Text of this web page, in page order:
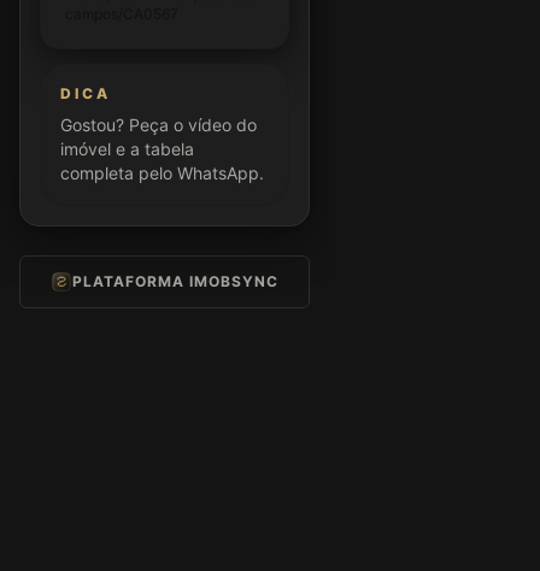
DICA
Gostou? Peça o vídeo do
imóvel e a tabela
completa pelo WhatsApp.
PLATAFORMA IMOBSYNC